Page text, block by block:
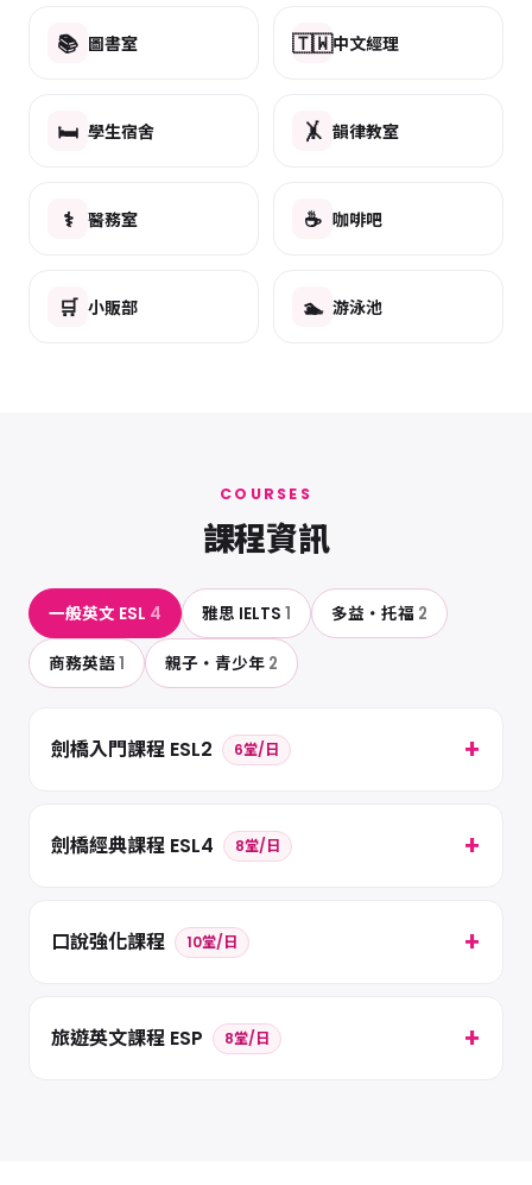
📚 圖書室 🇹🇼中文經理
🛏️ 學生宿舍 🤸 韻律教室
⚕️ 醫務室 ☕ 咖啡吧
🛒 小販部 🏊 游泳池
COURSES
課程資訊
一般英文 ESL 4 雅思 IELTS 1 多益・托福 2
商務英語1 親子・青少年 2
劍橋入門課程 ESL2 6堂/日
劍橋經典課程 ESL4 8堂/日
口說強化課程 10堂/日
旅遊英文課程 ESP 8堂/日